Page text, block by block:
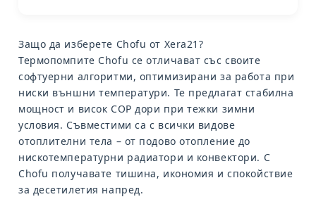
Защо да изберете Chofu от Xera21?
Термопомпите Chofu се отличават със своите
софтуерни алгоритми, оптимизирани за работа при
ниски външни температури. Те предлагат стабилна
мощност и висок COP дори при тежки зимни
условия. Съвместими са с всички видове
отоплителни тела – от подово отопление до
нискотемпературни радиатори и конвектори. С
Chofu получавате тишина, икономия и спокойствие
за десетилетия напред.